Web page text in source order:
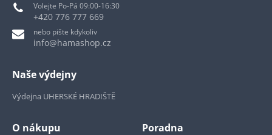
Volejte Po-Pá 09:00-16:30
+420 776 777 669
nebo pište kdykoliv
info@hamashop.cz
Naše výdejny
Výdejna UHERSKÉ HRADIŠTĚ
O nákupu Poradna